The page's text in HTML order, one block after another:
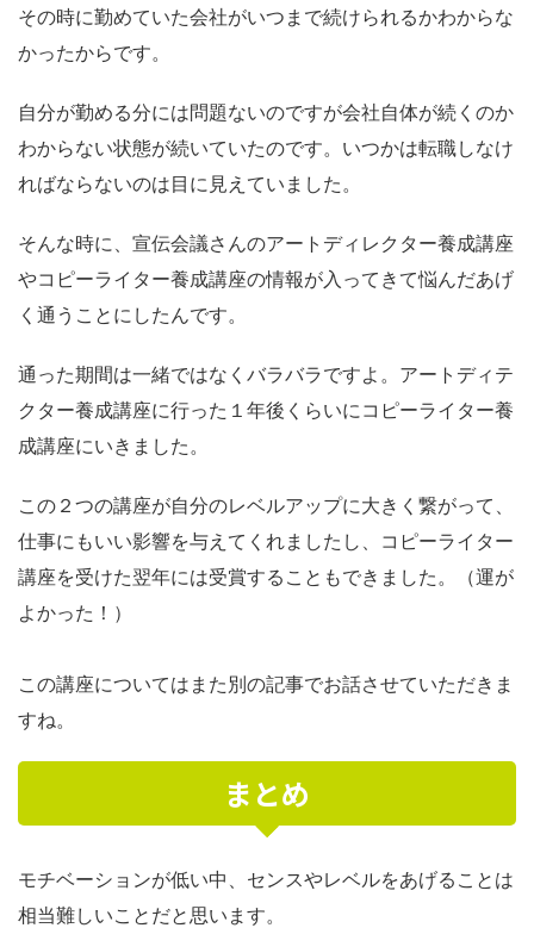
その時に勤めていた会社がいつまで続けられるかわからな
かったからです。
自分が勤める分には問題ないのですが会社自体が続くのか
わからない状態が続いていたのです。いつかは転職しなけ
ればならないのは目に見えていました。
そんな時に、宣伝会議さんのアートディレクター養成講座
やコピーライター養成講座の情報が入ってきて悩んだあげ
く通うことにしたんです。
通った期間は一緒ではなくバラバラですよ。アートディテ
クター養成講座に行った１年後くらいにコピーライター養
成講座にいきました。
この２つの講座が自分のレベルアップに大きく繋がって、
仕事にもいい影響を与えてくれましたし、コピーライター
講座を受けた翌年には受賞することもできました。（運が
よかった！）
この講座についてはまた別の記事でお話させていただきま
すね。
まとめ
モチベーションが低い中、センスやレベルをあげることは
相当難しいことだと思います。